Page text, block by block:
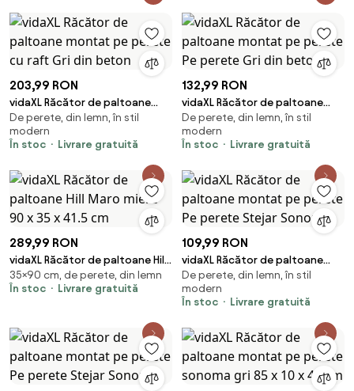
203,99 RON
vidaXL Răcător de paltoane
montat pe perete cu raft Gri
din beton
De perete, din lemn, în stil
modern
În stoc
Livrare gratuită
132,99 RON
vidaXL Răcător de paltoane
montat pe perete Pe perete
Gri din beton
De perete, din lemn, în stil
modern
În stoc
Livrare gratuită
289,99 RON
vidaXL Răcător de paltoane Hill
Maro miere 90 x 35 x 41.5 cm
35×90 cm, de perete, din lemn
În stoc
Livrare gratuită
109,99 RON
vidaXL Răcător de paltoane
montat pe perete Pe perete
Stejar Sonoma
De perete, din lemn, în stil
modern
În stoc
Livrare gratuită